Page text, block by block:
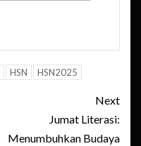
HSN HSN2025
Next
Jumat Literasi:
Menumbuhkan Budaya